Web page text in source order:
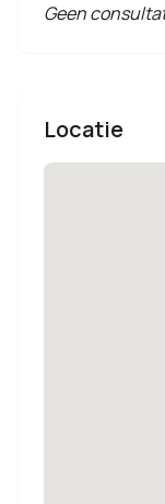
Geen
Locatie